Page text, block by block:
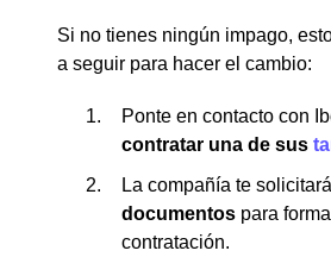
Si no tienes ningún impago,
a seguir para hacer el cambio:
Ponte en contacto con
contratar una de sus
La compañía te
documentos para
contratación.